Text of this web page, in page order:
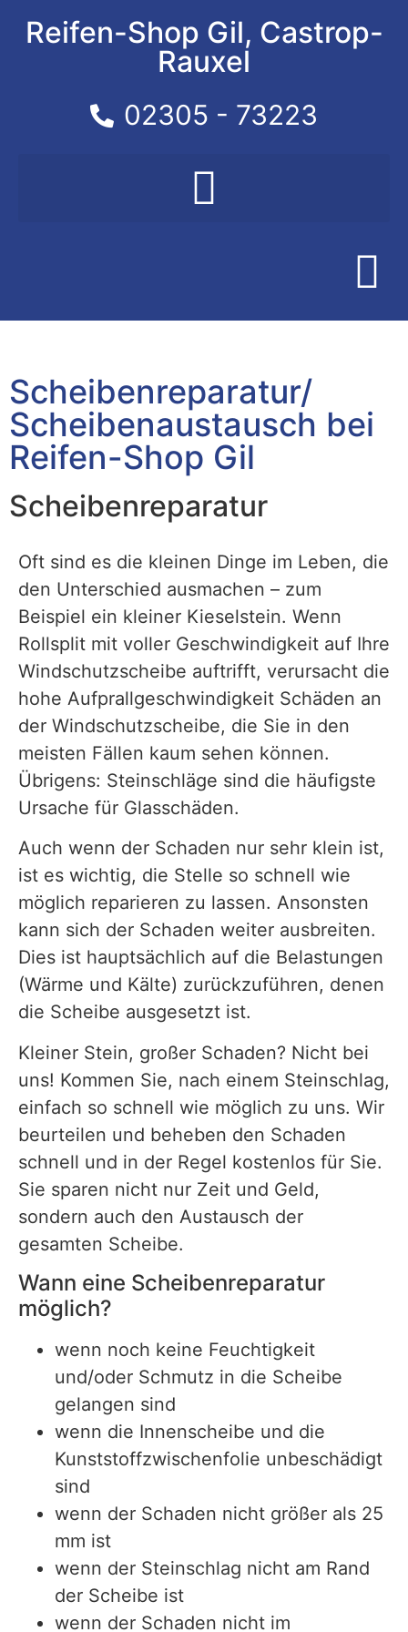
Reifen-Shop Gil, Castrop-
Rauxel
02305 - 73223​
Scheibenreparatur/
Scheibenaustausch bei
Reifen-Shop Gil
Scheibenreparatur
Oft sind es die kleinen Dinge im Leben, die
den Unterschied ausmachen – zum
Beispiel ein kleiner Kieselstein. Wenn
Rollsplit mit voller Geschwindigkeit auf Ihre
Windschutzscheibe auftrifft, verursacht die
hohe Aufprallgeschwindigkeit Schäden an
der Windschutzscheibe, die Sie in den
meisten Fällen kaum sehen können.
Übrigens: Steinschläge sind die häufigste
Ursache für Glasschäden.
Auch wenn der Schaden nur sehr klein ist,
ist es wichtig, die Stelle so schnell wie
möglich reparieren zu lassen. Ansonsten
kann sich der Schaden weiter ausbreiten.
Dies ist hauptsächlich auf die Belastungen
(Wärme und Kälte) zurückzuführen, denen
die Scheibe ausgesetzt ist.
Kleiner Stein, großer Schaden? Nicht bei
uns! Kommen Sie, nach einem Steinschlag,
einfach so schnell wie möglich zu uns. Wir
beurteilen und beheben den Schaden
schnell und in der Regel kostenlos für Sie.
Sie sparen nicht nur Zeit und Geld,
sondern auch den Austausch der
gesamten Scheibe.
Wann eine Scheibenreparatur
möglich?
wenn noch keine Feuchtigkeit
und/oder Schmutz in die Scheibe
gelangen sind
wenn die Innenscheibe und die
Kunststoffzwischenfolie unbeschädigt
sind
wenn der Schaden nicht größer als 25
mm ist
wenn der Steinschlag nicht am Rand
der Scheibe ist
wenn der Schaden nicht im